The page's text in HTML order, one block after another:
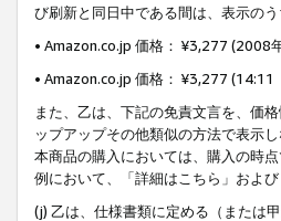
び刷新と同日中である間は、表示の
• Amazon.co.jp 価格： ¥3,277
• Amazon.co.jp 価格： ¥3,277
また、乙は、下記の免責文言を、価
ップアップその他類似の方法で表示
本商品の購入においては、購入の時
例において、「詳細はこちら」およ
(j) 乙は、仕様書類に定める（または